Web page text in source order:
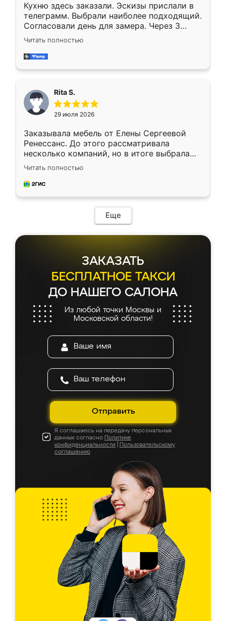
Кухню здесь заказали. Эскизы прислали в
телеграмм. Выбрали наиболее подходящий.
Согласовали день для замера. Через 3
недели кухня была уже готова. Остались
довольны работой. Спасибо Ренессанс
мебель за качественную работу!
Читать полностью
Rita S.
29 июля 2026
Заказывала мебель от Елены Сергеевой
Ренессанс. До этого рассматривала
несколько компаний, но в итоге выбрала
эту. Сначала обговорили условия, потом
приехал замерщик, всё спокойно объяснил
и снял размеры. Изготовили в срок, с
мебель сразу встала на свое место без
каких-либо доработок. Качеством осталась
довольна, все выглядит так, как и ожидала.
Читать полностью
Еще
ЗАКАЗАТЬ
БЕСПЛАТНОЕ ТАКСИ
ДО НАШЕГО САЛОНА
Из любой точки Москвы и
Московской области!
Отправить
Я соглашаюсь на передачу персональных
данных согласно Политике
конфиденциальности
Пользовательскому
соглашению